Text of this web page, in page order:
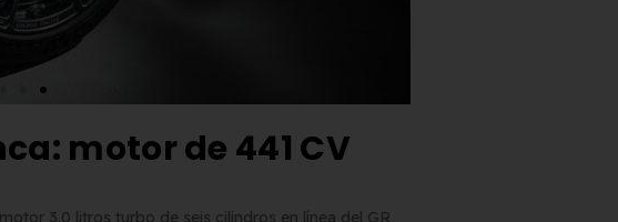
motor de 441 CV
3.0 litros turbo de seis cilindros en línea del GR